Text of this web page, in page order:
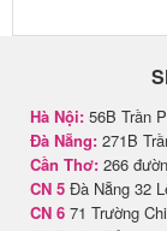
Hà Nội: 56B Trần
Đà Nẵng: 271B
Cần Thơ: 266
CN 5 Đà Nẵng 32
CN 6 71 Trường